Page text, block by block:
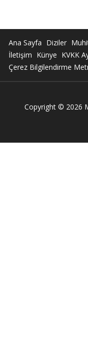
Ana Sayfa Diziler
İletişim Künye KVKK
Çerez Bilgilendirme
Copyright © 2026